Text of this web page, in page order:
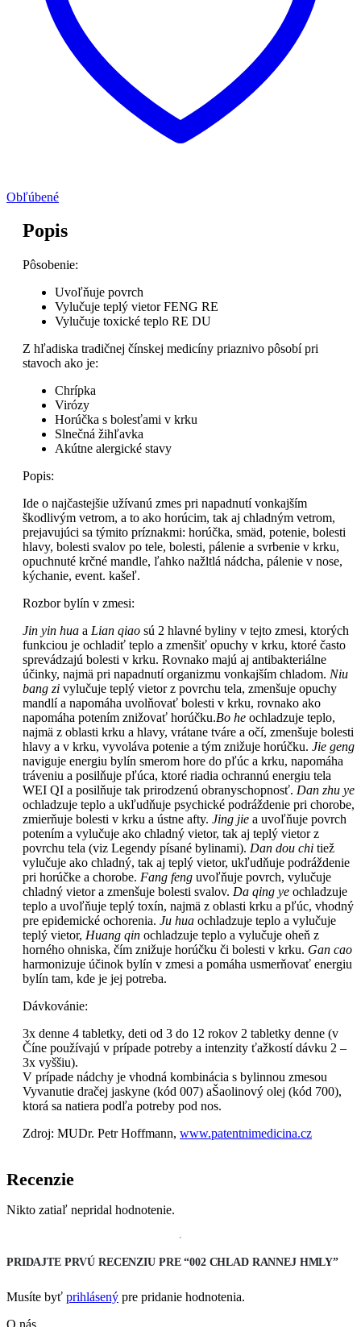
Obľúbené
Popis
Pôsobenie:
Uvoľňuje povrch
Vylučuje teplý vietor FENG RE
Vylučuje toxické teplo RE DU
Z hľadiska tradičnej čínskej medicíny priaznivo pôsobí pri
stavoch ako je:
Chrípka
Virózy
Horúčka s bolesťami v krku
Slnečná žihľavka
Akútne alergické stavy
Popis:
Ide o najčastejšie užívanú zmes pri napadnutí vonkajším
škodlivým vetrom, a to ako horúcim, tak aj chladným vetrom,
prejavujúci sa týmito príznakmi: horúčka, smäd, potenie, bolesti
hlavy, bolesti svalov po tele, bolesti, pálenie a svrbenie v krku,
opuchnuté krčné mandle, ľahko nažltlá nádcha, pálenie v nose,
kýchanie, event. kašeľ.
Rozbor bylín v zmesi:
Jin yin hua a Lian qiao sú 2 hlavné byliny v tejto zmesi, ktorých
funkciou je ochladiť teplo a zmenšiť opuchy v krku, ktoré často
sprevádzajú bolesti v krku. Rovnako majú aj antibakteriálne
účinky, najmä pri napadnutí organizmu vonkajším chladom. Niu
bang zi vylučuje teplý vietor z povrchu tela, zmenšuje opuchy
mandlí a napomáha uvolňovať bolesti v krku, rovnako ako
napomáha potením znižovať horúčku.Bo he ochladzuje teplo,
najmä z oblasti krku a hlavy, vrátane tváre a očí, zmenšuje bolesti
hlavy a v krku, vyvoláva potenie a tým znižuje horúčku. Jie geng
naviguje energiu bylín smerom hore do pľúc a krku, napomáha
tráveniu a posilňuje pľúca, ktoré riadia ochrannú energiu tela
WEI QI a posilňuje tak prirodzenú obranyschopnosť. Dan zhu ye
ochladzuje teplo a ukľudňuje psychické podráždenie pri chorobe,
zmierňuje bolesti v krku a ústne afty. Jing jie a uvoľňuje povrch
potením a vylučuje ako chladný vietor, tak aj teplý vietor z
povrchu tela (viz Legendy písané bylinami). Dan dou chi tiež
vylučuje ako chladný, tak aj teplý vietor, ukľudňuje podráždenie
pri horúčke a chorobe. Fang feng uvoľňuje povrch, vylučuje
chladný vietor a zmenšuje bolesti svalov. Da qing ye ochladzuje
teplo a uvoľňuje teplý toxín, najmä z oblasti krku a pľúc, vhodný
pre epidemické ochorenia. Ju hua ochladzuje teplo a vylučuje
teplý vietor, Huang qin ochladzuje teplo a vylučuje oheň z
horného ohniska, čím znižuje horúčku či bolesti v krku. Gan cao
harmonizuje účinok bylín v zmesi a pomáha usmerňovať energiu
bylín tam, kde je jej potreba.
Dávkovánie:
3x denne 4 tabletky, deti od 3 do 12 rokov 2 tabletky denne (v
Číne používajú v prípade potreby a intenzity ťažkostí dávku 2 –
3x vyššiu).
V prípade nádchy je vhodná kombinácia s bylinnou zmesou
Vyvanutie dračej jaskyne (kód 007) aŠaolinový olej (kód 700),
ktorá sa natiera podľa potreby pod nos.
Zdroj: MUDr. Petr Hoffmann, www.patentnimedicina.cz
Recenzie
Nikto zatiaľ nepridal hodnotenie.
PRIDAJTE PRVÚ RECENZIU PRE “002 CHLAD RANNEJ HMLY”
Musíte byť prihlásený pre pridanie hodnotenia.
O nás